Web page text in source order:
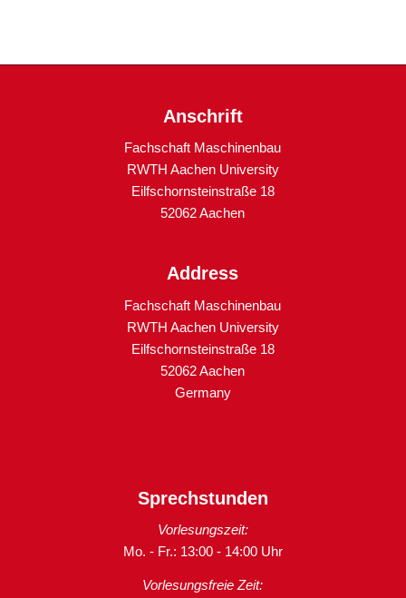
Anschrift
Fachschaft Maschinenbau
RWTH Aachen University
Eilfschornsteinstraße 18
52062 Aachen
Address
Fachschaft Maschinenbau
RWTH Aachen University
Eilfschornsteinstraße 18
52062 Aachen
Germany
Sprechstunden
Vorlesungszeit:
Mo. - Fr.: 13:00 - 14:00 Uhr
Vorlesungsfreie Zeit: